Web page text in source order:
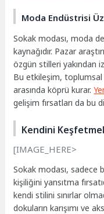
Moda Endüstrisi
Sokak modası, moda
kaynağıdır. Pazar
özgün stilleri yakından
Bu etkileşim,
arasında köprü kurar.
gelişim fırsatları da bu
Kendini
[IMAGE_HERE>
Sokak modası, sadece
kişiliğini yansıtma
kendi stilini sınırlar
dokuların karışımı ve